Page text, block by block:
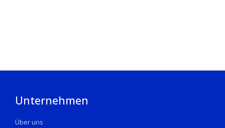
Unternehmen
Über uns